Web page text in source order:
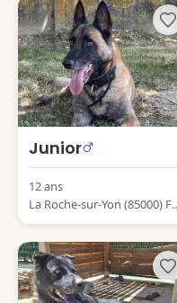
Junior
12 ans
La Roche-sur-Yon (85000) Fr
ance